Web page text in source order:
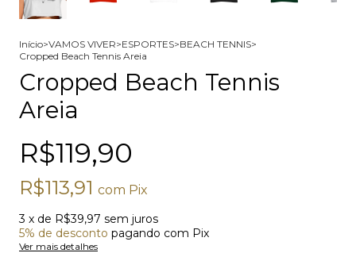
Início>VAMOS VIVER>ESPORTES>BEACH TENNIS>
Cropped Beach Tennis Areia
Cropped Beach Tennis
Areia
R$119,90
R$113,91 com Pix
3 x de R$39,97 sem juros
5% de desconto pagando com Pix
Ver mais detalhes